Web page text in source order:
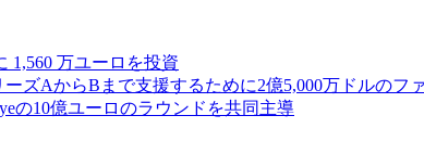
1,560 万ユーロを投資
ズAからBまで支援するために2億5,000万ドルのフ
の10億ユーロのラウンドを共同主導